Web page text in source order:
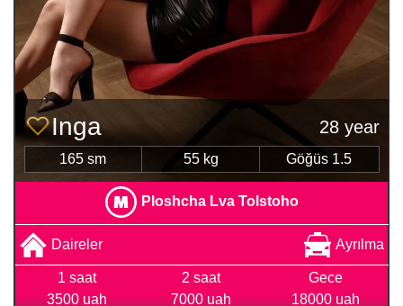
Inga 28 year
165 sm 55 kg Göğüs 1.5
Ploshcha Lva Tolstoho
Daireler Ayrılma
1 saat
3500 uah
2 saat
7000 uah
Gece
18000 uah